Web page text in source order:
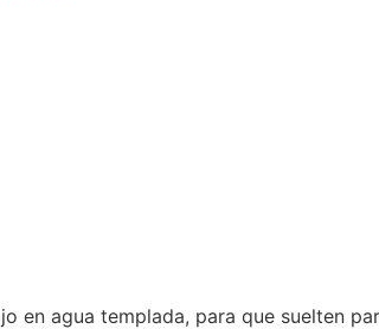
en agua templada, para que suelten